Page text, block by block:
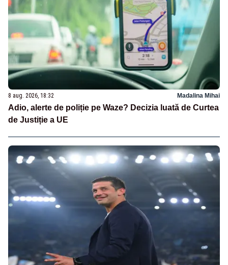
8 aug. 2026, 18:32 Madalina Mihai
Adio, alerte de poliție pe Waze? Decizia luată de Curtea
de Justiție a UE